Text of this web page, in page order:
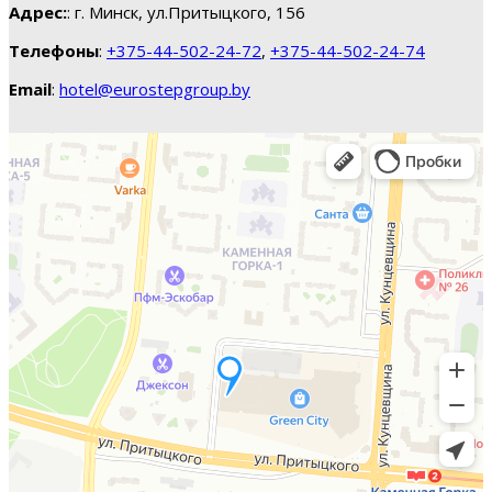
Адрес:: г. Минск, ул.Притыцкого, 156
Телефоны: +375-44-502-24-72, +375-44-502-24-74
Email: hotel@eurostepgroup.by